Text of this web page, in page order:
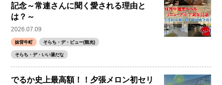
記念～常連さんに聞く愛される理由と
は？～
2026.07.09
妹背牛町 そらち・デ・ビュー(観光)
そらち・デ・いい湯だな
でるか史上最高額！！夕張メロン初セリ